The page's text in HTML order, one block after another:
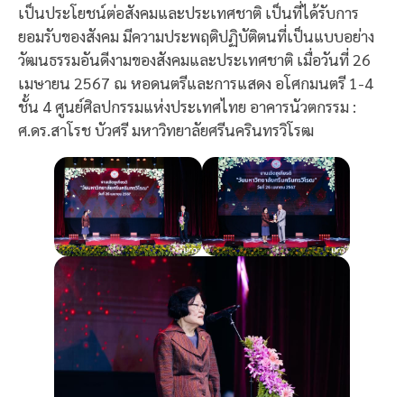
เป็นประโยชน์ต่อสังคมและประเทศชาติ เป็นที่ได้รับการ
ยอมรับของสังคม มีความประพฤติปฏิบัติตนที่เป็นแบบอย่าง
วัฒนธรรมอันดีงามของสังคมและประเทศชาติ เมื่อวันที่ 26
เมษายน 2567 ณ หอดนตรีและการแสดง อโศกมนตรี 1-4
ชั้น 4 ศูนย์ศิลปกรรมแห่งประเทศไทย อาคารนัวตกรรม :
ศ.ดร.สาโรช บัวศรี มหาวิทยาลัยศรีนครินทรวิโรฒ